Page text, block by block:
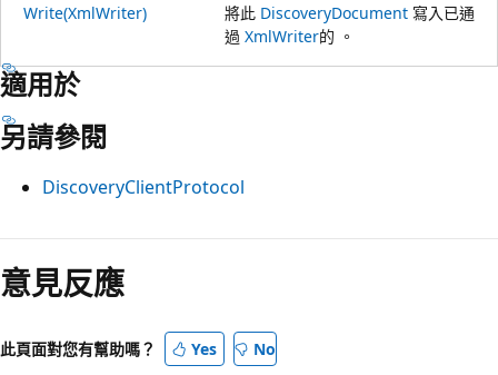
Write(XmlWriter) 將此 DiscoveryDocument 寫入已通
過 XmlWriter的 。
適用於
另請參閱
DiscoveryClientProtocol
意見反應
此頁面對您有幫助嗎？ Yes No